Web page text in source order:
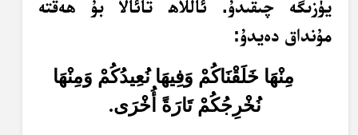
يۈزىگە چىقىدۇ. ئاللاھ تائالا بۇ ھەقتە
مۇنداق دەيدۇ:
مِنْهَا خَلَقْنَاكُمْ وَفِيهَا نُعِيدُكُمْ وَمِنْهَا
نُخْرِجُكُمْ تَارَةً أُخْرَى.